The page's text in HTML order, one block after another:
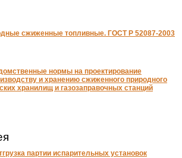
сжиженные топливные. ГОСТ Р 52087-2003
нормы на проектирование
и хранению сжиженного природного
хранилищ и газозаправочных станций
партии испарительных установок